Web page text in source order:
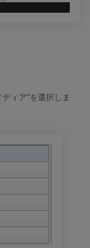
ィア”を選択しま